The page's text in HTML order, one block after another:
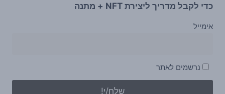
כדי לקבל מדריך ליצירת NFT + מתנה
אימייל
נרשמים לאתר